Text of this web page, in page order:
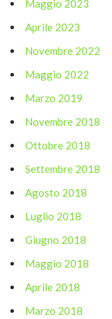
Maggio 2023
Aprile 2023
Novembre 2022
Maggio 2022
Marzo 2019
Novembre 2018
Ottobre 2018
Settembre 2018
Agosto 2018
Luglio 2018
Giugno 2018
Maggio 2018
Aprile 2018
Marzo 2018